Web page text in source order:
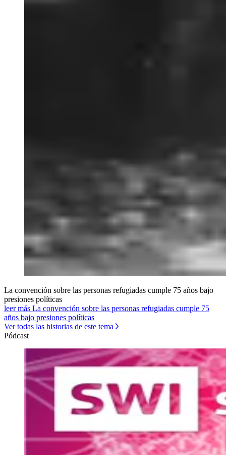
La convención sobre las personas refugiadas cumple 75 años bajo
presiones políticas
leer más La convención sobre las personas refugiadas cumple 75
años bajo presiones políticas
Ver todas las historias de este tema
Pódcast